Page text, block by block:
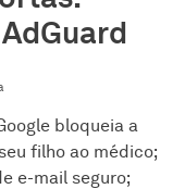
bloqueia a
filho ao médico;
e-mail seguro;